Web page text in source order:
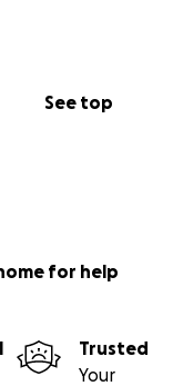
See top
for help
Trusted
Your